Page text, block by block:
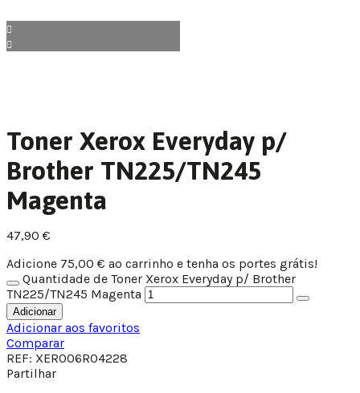
Toner Xerox Everyday p/
Brother TN225/TN245
Magenta
47,90 €
Adicione 75,00 € ao carrinho e tenha os portes grátis!
Quantidade de Toner Xerox Everyday p/ Brother
TN225/TN245 Magenta
Adicionar
Adicionar aos favoritos
Comparar
REF: XER006R04228
Partilhar